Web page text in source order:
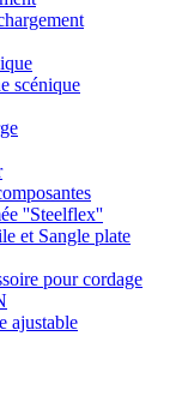
scénique
''Steelflex''
et Sangle plate
pour cordage
ajustable